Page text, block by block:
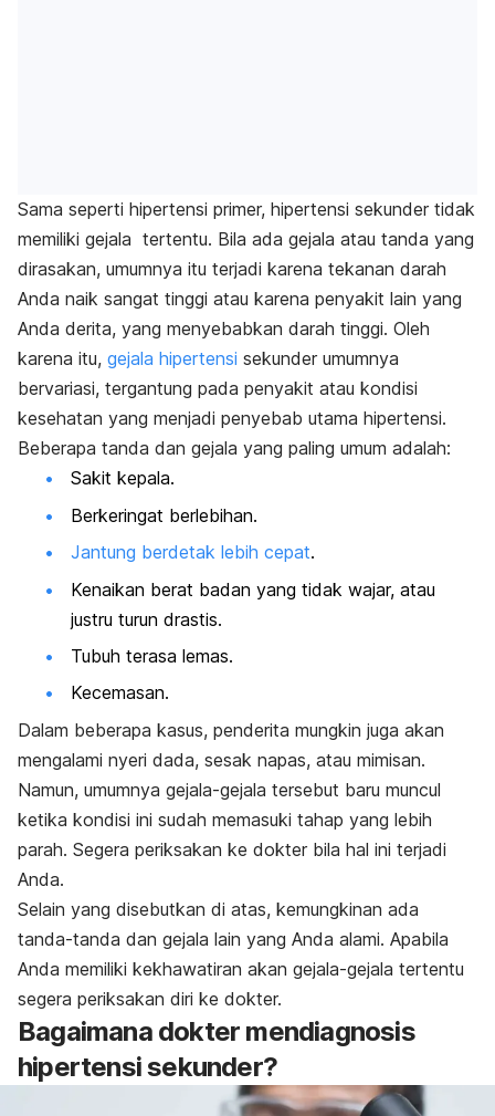
Sama seperti hipertensi primer, hipertensi sekunder tidak
memiliki gejala tertentu. Bila ada gejala atau tanda yang
dirasakan, umumnya itu terjadi karena tekanan darah
Anda naik sangat tinggi atau karena penyakit lain yang
Anda derita, yang menyebabkan darah tinggi. Oleh
karena itu, gejala hipertensi sekunder umumnya
bervariasi, tergantung pada penyakit atau kondisi
kesehatan yang menjadi penyebab utama hipertensi.
Beberapa tanda dan gejala yang paling umum adalah:
Sakit kepala.
Berkeringat berlebihan.
Jantung berdetak lebih cepat.
Kenaikan berat badan yang tidak wajar, atau
justru turun drastis.
Tubuh terasa lemas.
Kecemasan.
Dalam beberapa kasus, penderita mungkin juga akan
mengalami nyeri dada, sesak napas, atau mimisan.
Namun, umumnya gejala-gejala tersebut baru muncul
ketika kondisi ini sudah memasuki tahap yang lebih
parah. Segera periksakan ke dokter bila hal ini terjadi
Anda.
Selain yang disebutkan di atas, kemungkinan ada
tanda-tanda dan gejala lain yang Anda alami. Apabila
Anda memiliki kekhawatiran akan gejala-gejala tertentu
segera periksakan diri ke dokter.
Bagaimana dokter mendiagnosis
hipertensi sekunder?